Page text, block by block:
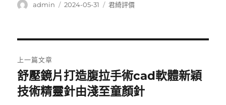
作
admin
發
2024-05-31
分
君綺評價
章
導
上一篇文章
上
一
舒壓鏡片打造腹拉手術cad軟體新穎
技術精靈針由淺至童顏針